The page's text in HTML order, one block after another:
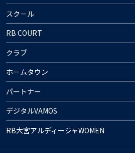
スクール
RB COURT
クラブ
ホームタウン
パートナー
デジタルVAMOS
RB大宮アルディージャWOMEN